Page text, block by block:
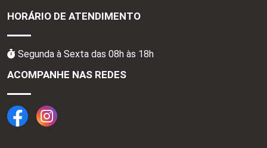
HORÁRIO DE ATENDIMENTO
Segunda à Sexta das 08h às 18h
ACOMPANHE NAS REDES